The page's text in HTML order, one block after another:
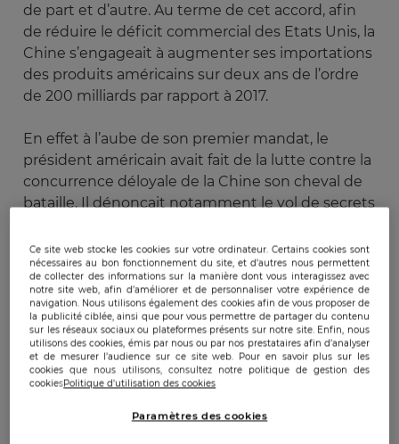
de part et d’autre. Au terme de cet accord, afin
de réduire le déficit commercial des Etats Unis, la
Chine s’engageait à augmenter ses importations
des produits américains sur deux ans de l’ordre
de 200 milliards par rapport à 2017.
En effet à l’aube de son premier mandat, le
président américain avait fait de la lutte contre la
concurrence déloyale de la Chine son cheval de
bataille. Il dénonçait notamment le vol de secrets
aux entreprises nationales, et les industriels
américains qui préféraient délocaliser. Les
barrières commerciales étaient de ce fait la
réponse adéquate au rééquilibrage de la balance
commerciale entre les deux pays car elles
auraient permis une redynamisation de
l’industrie américaine. Force était de constater
résultat était plutôt très mitigé. Certes une
Ce site web stocke les cookies sur votre ordinateur. Certains cookies sont
nécessaires au bon fonctionnement du site, et d’autres nous permettent
de collecter des informations sur la manière dont vous interagissez avec
notre site web, afin d’améliorer et de personnaliser votre expérience de
navigation. Nous utilisons également des cookies afin de vous proposer de
la publicité ciblée, ainsi que pour vous permettre de partager du contenu
sur les réseaux sociaux ou plateformes présents sur notre site. Enfin, nous
utilisons des cookies, émis par nous ou par nos prestataires afin d’analyser
et de mesurer l’audience sur ce site web. Pour en savoir plus sur les
cookies que nous utilisons, consultez notre politique de gestion des
cookiesPolitique d'utilisation des cookies
Paramètres des cookies